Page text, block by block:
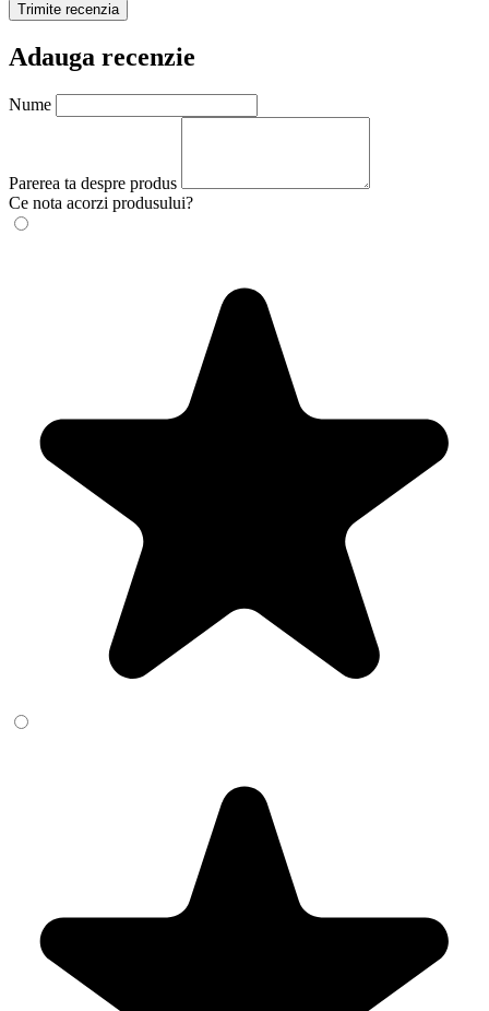
Trimite recenzia
Adauga recenzie
Nume
Parerea ta despre produs
Ce nota acorzi produsului?